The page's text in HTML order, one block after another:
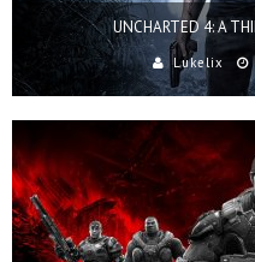
UNCHARTED 4: A
Lukelix